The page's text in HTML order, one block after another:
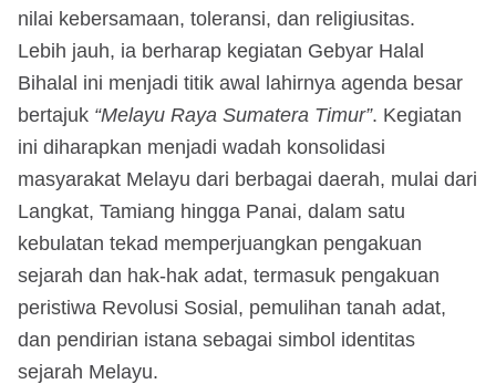
nilai kebersamaan, toleransi, dan religiusitas.
Lebih jauh, ia berharap kegiatan Gebyar Halal
Bihalal ini menjadi titik awal lahirnya agenda besar
bertajuk “Melayu Raya Sumatera Timur”. Kegiatan
ini diharapkan menjadi wadah konsolidasi
masyarakat Melayu dari berbagai daerah, mulai dari
Langkat, Tamiang hingga Panai, dalam satu
kebulatan tekad memperjuangkan pengakuan
sejarah dan hak-hak adat, termasuk pengakuan
peristiwa Revolusi Sosial, pemulihan tanah adat,
dan pendirian istana sebagai simbol identitas
sejarah Melayu.